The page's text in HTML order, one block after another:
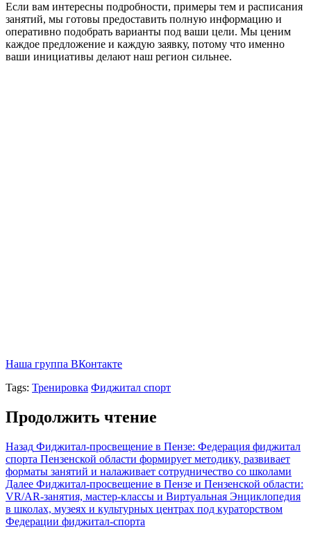
Если вам интересны подробности, примеры тем и расписания
занятий, мы готовы предоставить полную информацию и
оперативно подобрать варианты под ваши цели. Мы ценим
каждое предложение и каждую заявку, потому что именно
ваши инициативы делают наш регион сильнее.
Наша группа ВКонтакте
Tags: Тренировка Фиджитал спорт
Продолжить чтение
Назад Фиджитал‑просвещение в Пензе: Федерация фиджитал
спорта Пензенской области формирует методику, развивает
форматы занятий и налаживает сотрудничество со школами
Далее Фиджитал‑просвещение в Пензе и Пензенской области:
VR/AR‑занятия, мастер‑классы и Виртуальная Энциклопедия
в школах, музеях и культурных центрах под кураторством
Федерации фиджитал‑спорта